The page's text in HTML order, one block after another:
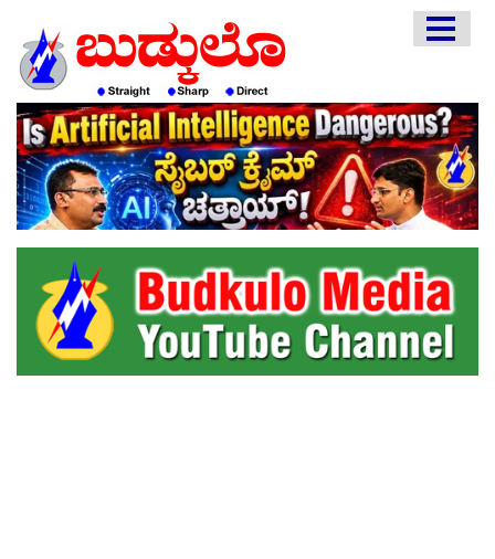
EDITORIAL
ENGLISH
KANNADA
INTERVIEWS
LITERATURE
ENTERTAINMENT
HEALTH